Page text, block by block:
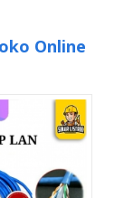
Online